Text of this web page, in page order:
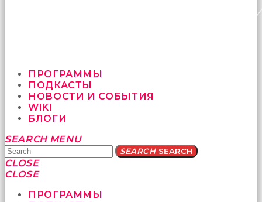
ПРОГРАММЫ
ПОДКАСТЫ
НОВОСТИ И СОБЫТИЯ
WIKI
БЛОГИ
Yatağa
bile
geçmeye
fırsat
sikici
SEARCH MENU
SEARCHSEARCH
CLOSE
CLOSE
ПРОГРАММЫ